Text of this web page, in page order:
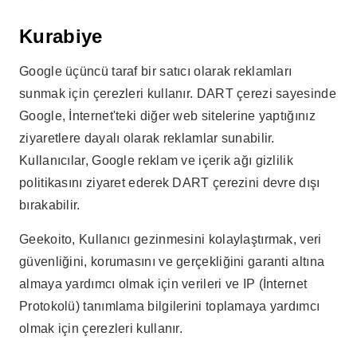
Kurabiye
Google üçüncü taraf bir satıcı olarak reklamları
sunmak için çerezleri kullanır. DART çerezi sayesinde
Google, İnternet'teki diğer web sitelerine yaptığınız
ziyaretlere dayalı olarak reklamlar sunabilir.
Kullanıcılar, Google reklam ve içerik ağı gizlilik
politikasını ziyaret ederek DART çerezini devre dışı
bırakabilir.
Geekoito, Kullanıcı gezinmesini kolaylaştırmak, veri
güvenliğini, korumasını ve gerçekliğini garanti altına
almaya yardımcı olmak için verileri ve IP (İnternet
Protokolü) tanımlama bilgilerini toplamaya yardımcı
olmak için çerezleri kullanır.